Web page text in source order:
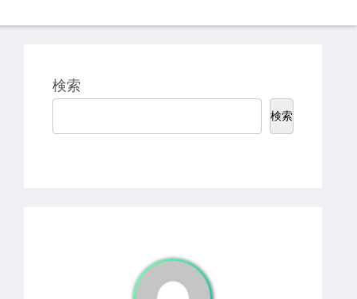
検索
検索